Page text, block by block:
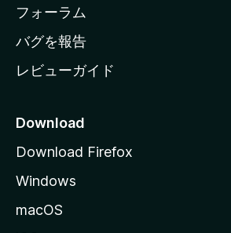
ジ
へ
フォーラム
バグを報告
レビューガイド
Download
Download Firefox
Windows
macOS